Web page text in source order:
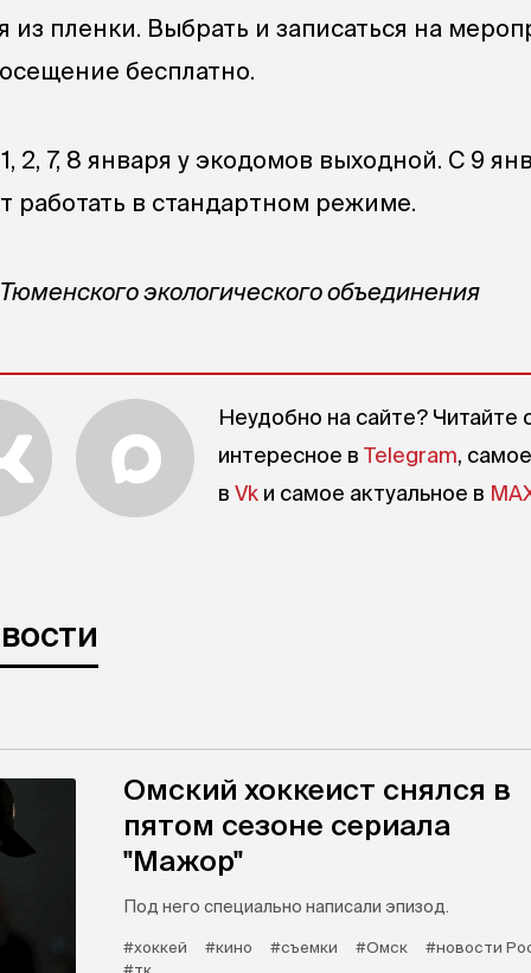
из пленки. Выбрать и записаться на
бесплатно.
2, 7, 8 января у экодомов выходной. С 9
работать в стандартном режиме.
экологического объединения
Неудобно на сайте? Читайте
интересное в Telegram,
в Vk и самое актуальное в
Омский хоккеист снялся в
пятом сезоне сериала
"Мажор"
Под него специально написали эпизод.
#хоккей #кино #съемки #Омск
#новости